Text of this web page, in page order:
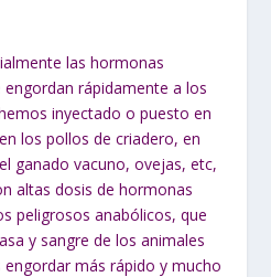
las hormonas
rápidamente a los
inyectado o puesto en
los pollos de criadero, en
ganado vacuno, ovejas, etc,
altas dosis de hormonas
peligrosos anabólicos, que
y sangre de los animales
más rápido y mucho